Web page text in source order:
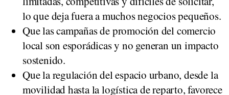
lo que deja fuera a muchos negocios pequeños.
Que las campañas de promoción del comercio
local son esporádicas y no generan un impacto
sostenido.
Que la regulación del espacio urbano, desde la
movilidad hasta la logística de reparto, favorece